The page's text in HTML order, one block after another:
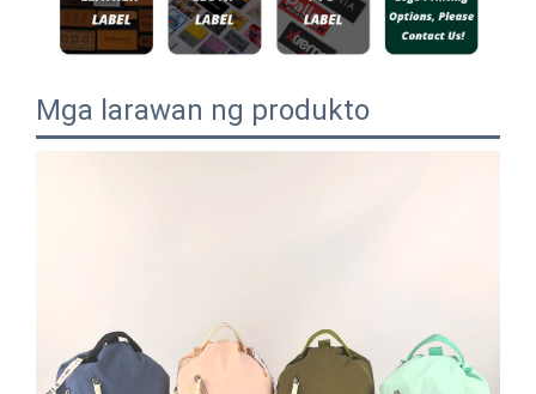
Mga larawan ng produkto